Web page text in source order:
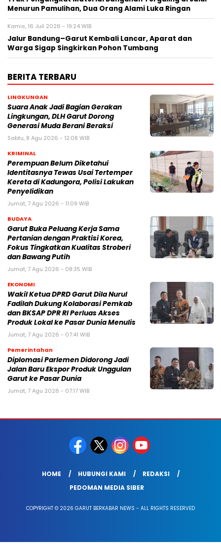
Menurun Pamulihan, Dua Orang Alami Luka Ringan
Kamis, 16 Juli 2026 - 19:24 WIB
Jalur Bandung–Garut Kembali Lancar, Aparat dan
Warga Sigap Singkirkan Pohon Tumbang
BERITA TERBARU
LINGKUNGAN
Suara Anak Jadi Bagian Gerakan
Lingkungan, DLH Garut Dorong
Generasi Muda Berani Beraksi
Sabtu, 8 Agu 2026 - 12:08 WIB
KRIMINAL
Perempuan Belum Diketahui
Identitasnya Tewas Usai Tertemper
Kereta di Kadungora, Polisi Lakukan
Penyelidikan
Jumat, 7 Agu 2026 - 11:09 WIB
BUDAYA
Garut Buka Peluang Kerja Sama
Pertanian dengan Praktisi Korea,
Fokus Tingkatkan Kualitas Stroberi
dan Bawang Putih
Jumat, 7 Agu 2026 - 08:35 WIB
EKONOMI
Wakil Ketua DPRD Garut Dila Nurul
Fadilah Dukung Kolaborasi Pemkab
dan BKSAP DPR RI Perluas Akses
Produk Lokal ke Pasar Dunia Menulis
Jumat, 7 Agu 2026 - 07:41 WIB
Pemerintahan
Diplomasi Parlemen Didorong Jadi
Jalan Baru Ekspor Produk Unggulan
Garut ke Pasar Dunia
Jumat, 7 Agu 2026 - 07:17 WIB
HOME HUBUNGI KAMI
REDAKSI
PEDOMAN MEDIA SIBER
COPYRIGHT © 2026 GARUT BERKABAR NEWS - ALL RIGHTS RESERVED